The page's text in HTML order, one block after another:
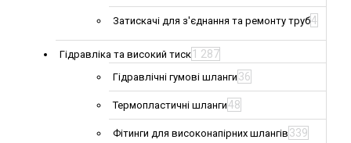
Затискачі для з'єднання та ремонту труб4
Гідравліка та високий тиск 1 287
Гідравлічні гумові шланги 36
Термопластичні шланги48
Фітинги для високонапірних шлангів 339